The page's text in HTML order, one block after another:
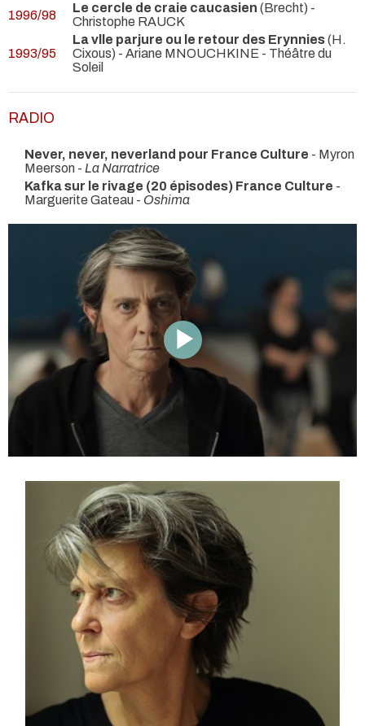
1996/98
Le cercle de craie caucasien (Brecht) -
Christophe RAUCK
1993/95
La vlle parjure ou le retour des Erynnies(H.
Cixous) - Ariane MNOUCHKINE - Théâtre du
Soleil
RADIO
Never, never, neverland pour France Culture - Myron
Meerson - La Narratrice
Kafka sur le rivage (20 épisodes) France Culture -
Marguerite Gateau - Oshima